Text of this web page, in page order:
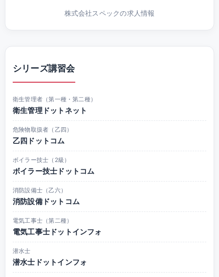
株式会社スペックの求人情報
シリーズ講習会
衛生管理者（第一種・第二種）
衛生管理ドットネット
危険物取扱者（乙四）
乙四ドットコム
ボイラー技士（2級）
ボイラー技士ドットコム
消防設備士（乙六）
消防設備ドットコム
電気工事士（第二種）
電気工事士ドットインフォ
潜水士
潜水士ドットインフォ